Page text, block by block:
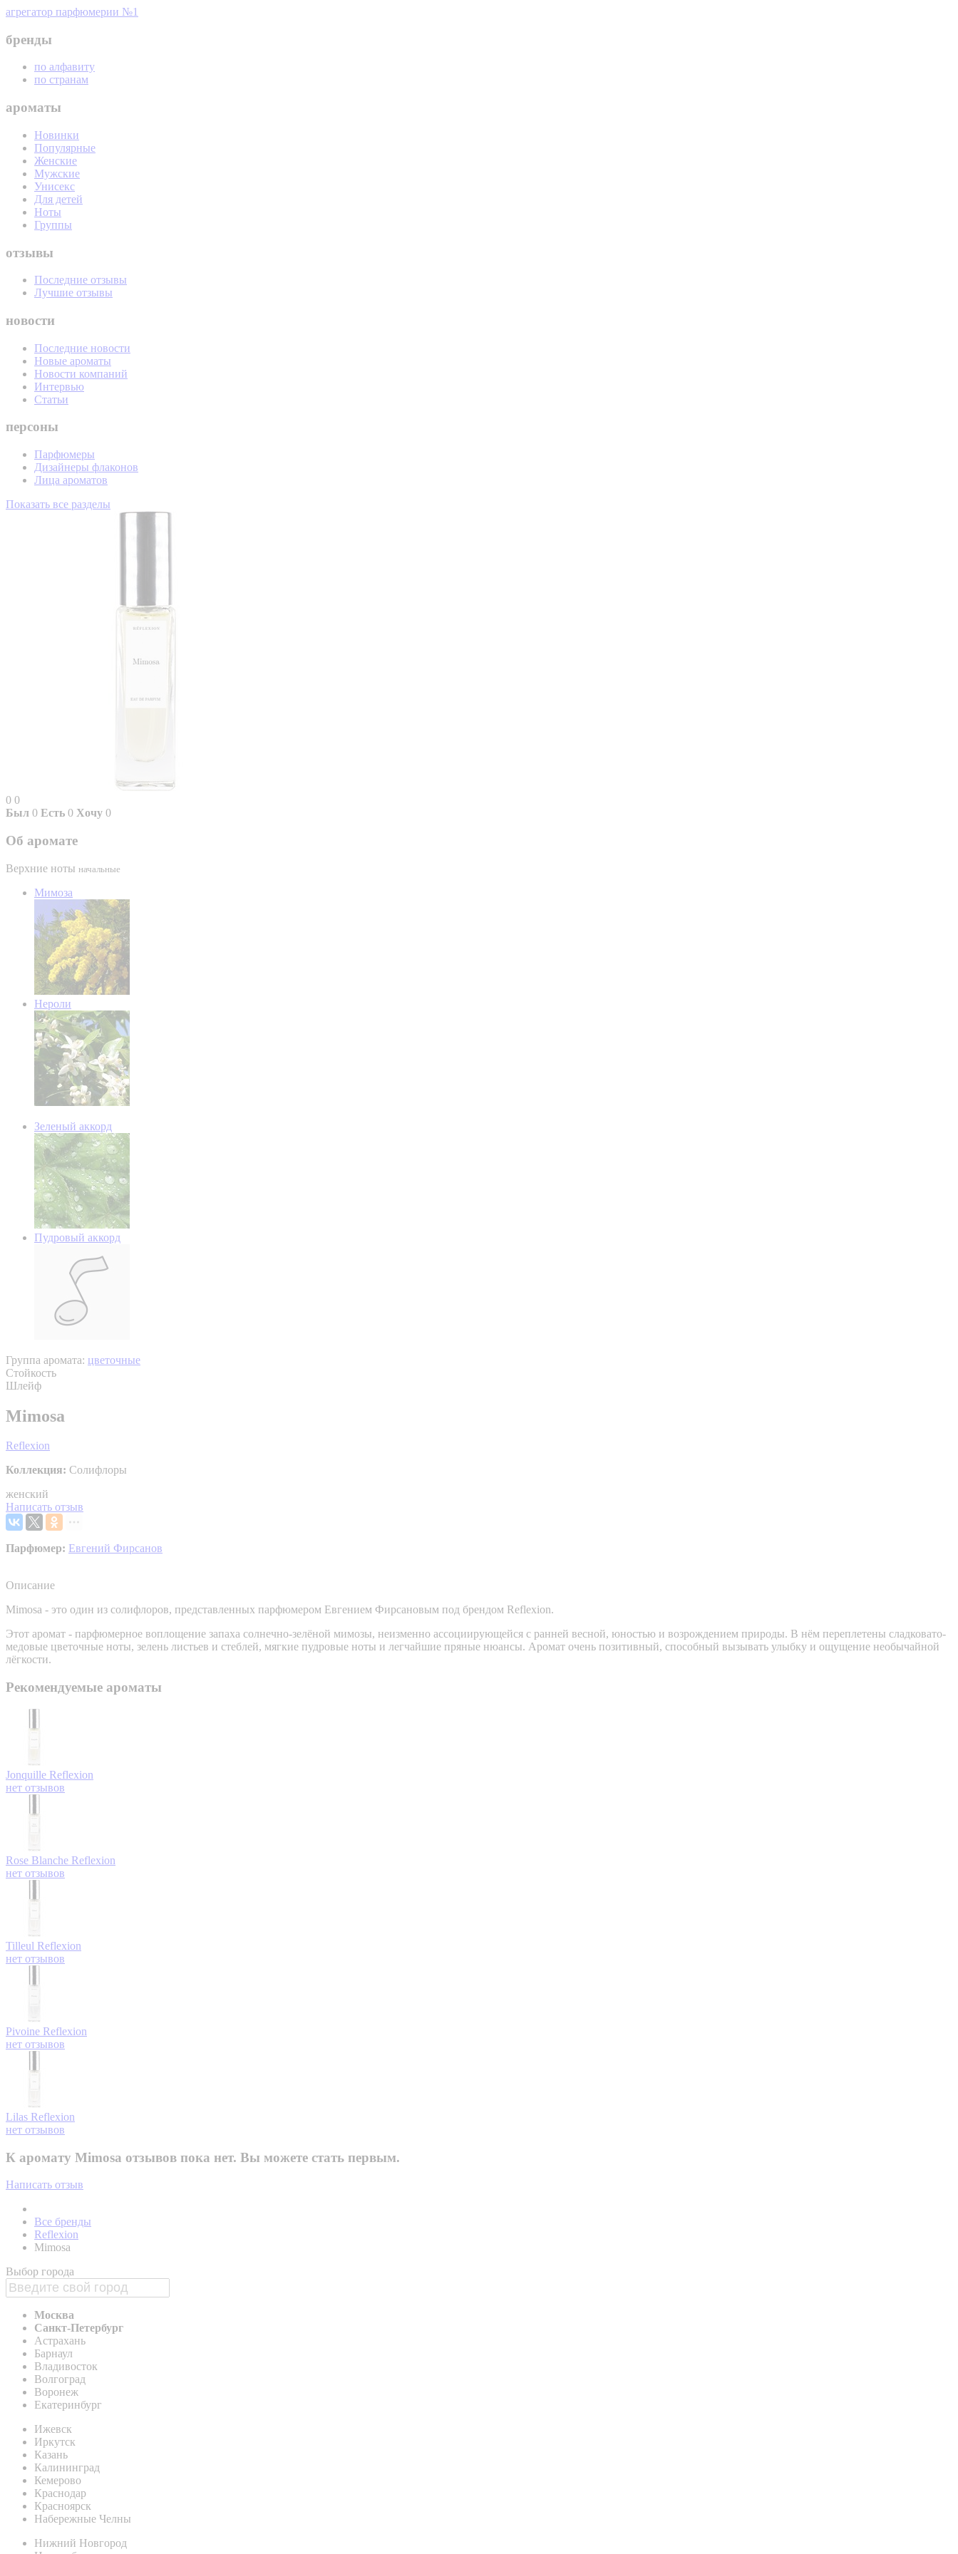
агрегатор парфюмерии №1
бренды
по алфавиту
по странам
ароматы
Новинки
Популярные
Женские
Мужские
Унисекс
Для детей
Ноты
Группы
отзывы
Последние отзывы
Лучшие отзывы
новости
Последние новости
Новые ароматы
Новости компаний
Интервью
Статьи
персоны
Парфюмеры
Дизайнеры флаконов
Лица ароматов
Показать все разделы
0 0
Был 0 Есть 0 Хочу 0
Об аромате
Верхние ноты начальные
Мимоза
Нероли
Зеленый аккорд
Пудровый аккорд
Группа аромата: цветочные
Стойкость
Шлейф
Mimosa
Reflexion
Коллекция: Солифлоры
женский
Написать отзыв
Парфюмер: Евгений Фирсанов
Описание
Mimosa - это один из солифлоров, представленных парфюмером Евгением Фирсановым под брендом Reflexion.
Этот аромат - парфюмерное воплощение запаха солнечно-зелёной мимозы, неизменно ассоциирующейся с ранней весной, юностью и возрождением природы. В нём переплетены сладковато-
медовые цветочные ноты, зелень листьев и стеблей, мягкие пудровые ноты и легчайшие пряные нюансы. Аромат очень позитивный, способный вызывать улыбку и ощущение необычайной
лёгкости.
Рекомендуемые ароматы
Jonquille Reflexion
нет отзывов
Rose Blanche Reflexion
нет отзывов
Tilleul Reflexion
нет отзывов
Pivoine Reflexion
нет отзывов
Lilas Reflexion
нет отзывов
К аромату Mimosa отзывов пока нет. Вы можете стать первым.
Написать отзыв
Все бренды
Reflexion
Mimosa
Выбор города
Москва
Санкт-Петербург
Астрахань
Барнаул
Владивосток
Волгоград
Воронеж
Екатеринбург
Ижевск
Иркутск
Казань
Калининград
Кемерово
Краснодар
Красноярск
Набережные Челны
Нижний Новгород